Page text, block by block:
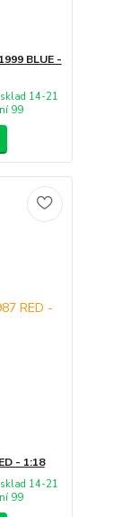
BLUE -
14-21
99
- 1:18
14-21
99